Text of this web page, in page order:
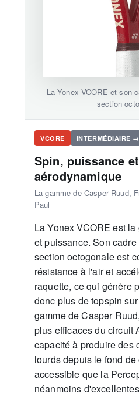
La Yonex VCORE et son
section
VCORE INTERMÉDIAIRE
Spin, puissance
aérodynamique
La gamme de Casper Ruud,
Paul
La Yonex VCORE est
et puissance. Son
section octogonale est
résistance à l'air et
raquette, ce qui génère
donc plus de topspin
gamme de Casper
plus efficaces du circuit
capacité à produire des
lourds depuis le fond
accessible que la
néanmoins